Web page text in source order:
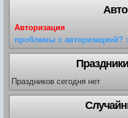
Авторизация
проблемы с авторизацией?
Праздников сегодня нет